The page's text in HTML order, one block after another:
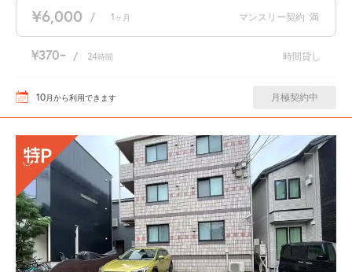
¥6,000 / 1 ヶ月 マンスリー契約 満
¥370 / 24時間 時間貸し
10月 から利用できます 月極契約中